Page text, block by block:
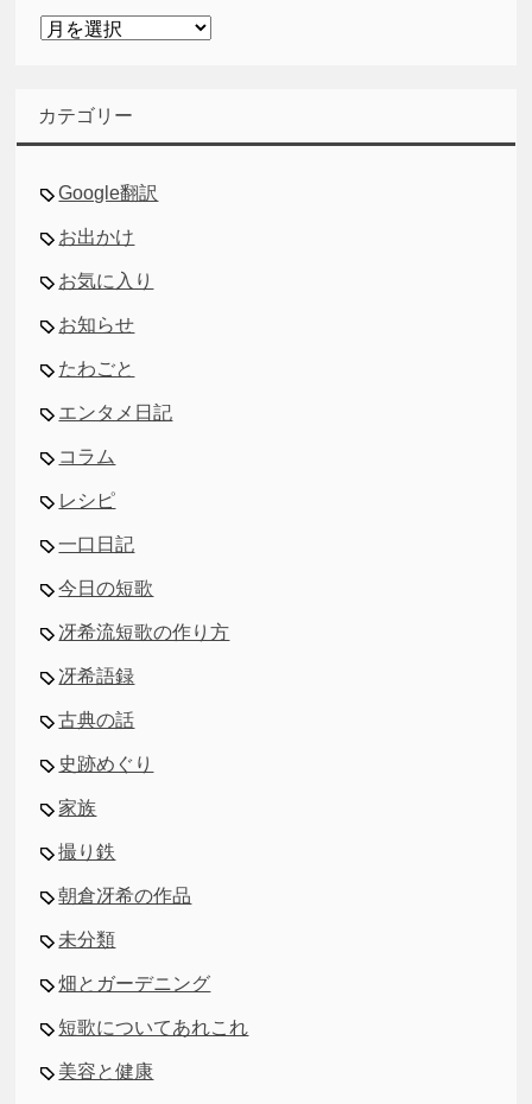
ア
ブ
カテゴリー
Google翻訳
お出かけ
お気に入り
お知らせ
たわごと
エンタメ日記
コラム
レシピ
一口日記
今日の短歌
冴希流短歌の作り方
冴希語録
古典の話
史跡めぐり
家族
撮り鉄
朝倉冴希の作品
未分類
畑とガーデニング
短歌についてあれこれ
美容と健康